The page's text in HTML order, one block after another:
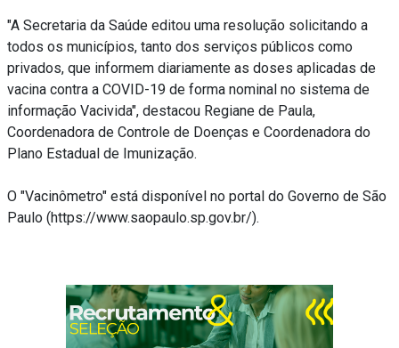
"A Secretaria da Saúde editou uma resolução solicitando a
todos os municípios, tanto dos serviços públicos como
privados, que informem diariamente as doses aplicadas de
vacina contra a COVID-19 de forma nominal no sistema de
informação Vacivida", destacou Regiane de Paula,
Coordenadora de Controle de Doenças e Coordenadora do
Plano Estadual de Imunização.
O "Vacinômetro" está disponível no portal do Governo de São
Paulo (https://www.saopaulo.sp.gov.br/).